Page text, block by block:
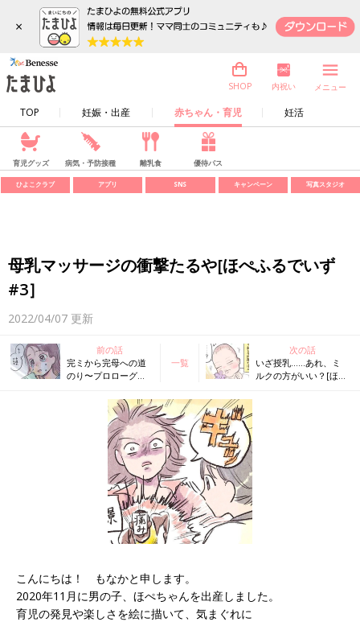
×
TOP 妊娠・出産 赤ちゃん・育児 妊活
SHOP 内祝い メニュー
育児グッズ 病気・予防接種 離乳食 優待パス
ひよこクラブ アプリ SNS キャンペーン 写真スタジオ
母乳マッサージの衝撃たるや[ほぺふるでいず
#3］
2022/04/07 更新
前の話
完ミから完母への道
のり〜プロローグ〜
一覧
次の話
いざ授乳……あれ、ミ
ルクの方がいい？[ほぺ
こんにちは！ もなかと申します。
2020年11月に男の子、ほぺちゃんを出産しました。
育児の発見や楽しさを絵に描いて、気まぐれに